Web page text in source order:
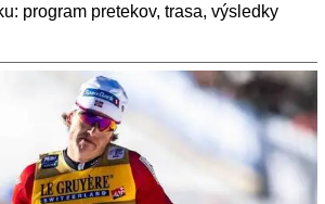
program pretekov, trasa, výsledky